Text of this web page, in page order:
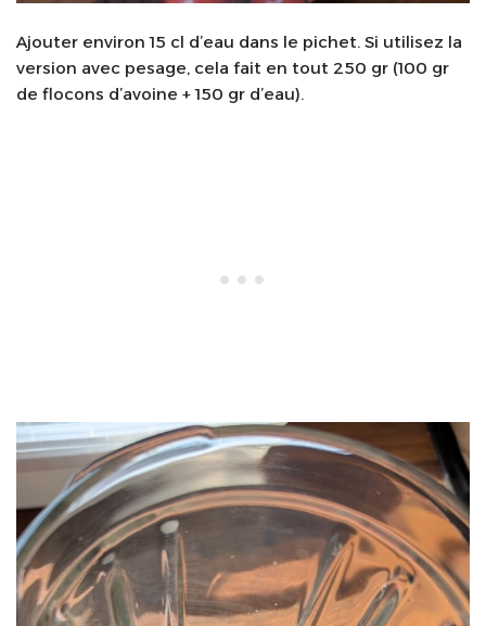
Ajouter environ 15 cl d’eau dans le pichet. Si utilisez la
version avec pesage, cela fait en tout 250 gr (100 gr
de flocons d’avoine + 150 gr d’eau).